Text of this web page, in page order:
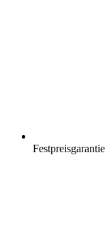
Festpreisgarantie